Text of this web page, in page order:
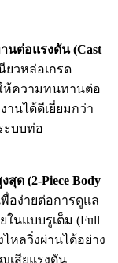
นต่อแรงดัน (Cast
ยวหล่อเกรด
ให้ความทนทานต่อ
านได้ดีเยี่ยมกว่า
ะบบท่อ
ด (2-Piece Body
อง่ายต่อการดูแล
นแบบรูเต็ม (Full
หลวิ่งผ่านได้อย่าง
เสียแรงดัน